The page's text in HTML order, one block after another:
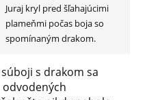
Juraj kryl pred šľahajúcimi
plameňmi počas boja so
spomínaným drakom.
s drakom sa
odvodených